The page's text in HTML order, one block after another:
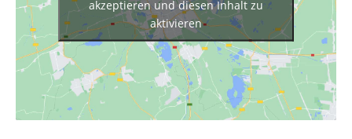
akzeptieren und diesen Inhalt zu
aktivieren